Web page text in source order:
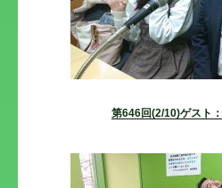
第646回(2/10)ゲスト